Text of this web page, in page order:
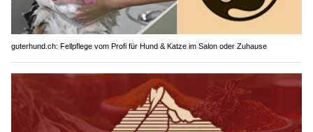
guterhund.ch: Fellpflege vom Profi für Hund & Katze im Salon oder Zuhause